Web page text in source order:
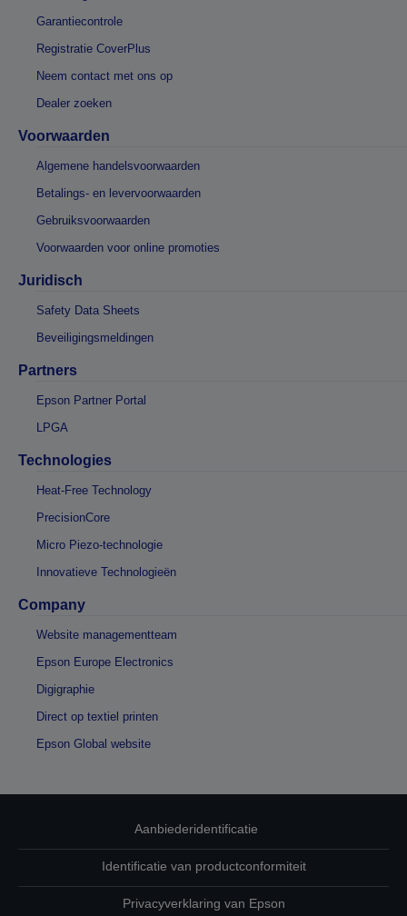
Garantiecontrole
Registratie CoverPlus
Neem contact met ons op
Dealer zoeken
Voorwaarden
Algemene handelsvoorwaarden
Betalings- en levervoorwaarden
Gebruiksvoorwaarden
Voorwaarden voor online promoties
Juridisch
Safety Data Sheets
Beveiligingsmeldingen
Partners
Epson Partner Portal
LPGA
Technologies
Heat-Free Technology
PrecisionCore
Micro Piezo-technologie
Innovatieve Technologieën
Company
Website managementteam
Epson Europe Electronics
Digigraphie
Direct op textiel printen
Epson Global website
Aanbiederidentificatie
Identificatie van productconformiteit
Privacyverklaring van Epson